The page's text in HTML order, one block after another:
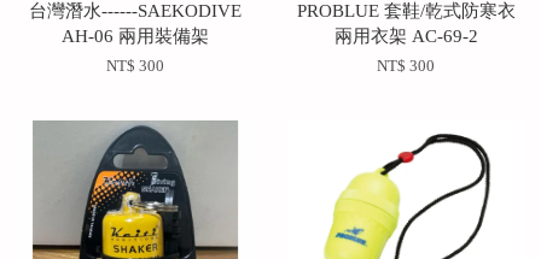
台灣潛水------SAEKODIVE
AH-06 兩用裝備架
NT$ 300
PROBLUE 套鞋/乾式防寒衣
兩用衣架 AC-69-2
NT$ 300